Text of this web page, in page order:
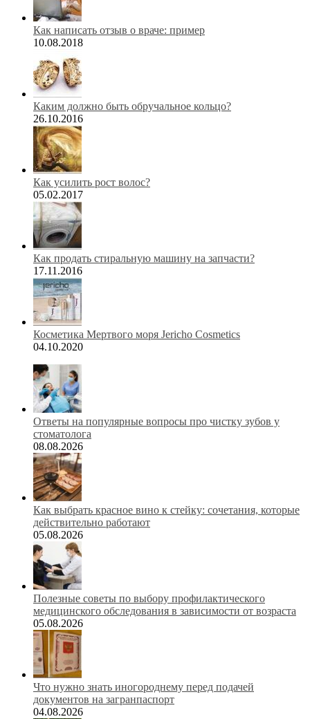
Как написать отзыв о враче: пример
10.08.2018
Каким должно быть обручальное кольцо?
26.10.2016
Как усилить рост волос?
05.02.2017
Как продать стиральную машину на запчасти?
17.11.2016
Косметика Мертвого моря Jericho Cosmetics
04.10.2020
Ответы на популярные вопросы про чистку зубов у
стоматолога
08.08.2026
Как выбрать красное вино к стейку: сочетания, которые
действительно работают
05.08.2026
Полезные советы по выбору профилактического
медицинского обследования в зависимости от возраста
05.08.2026
Что нужно знать иногороднему перед подачей
документов на загранпаспорт
04.08.2026